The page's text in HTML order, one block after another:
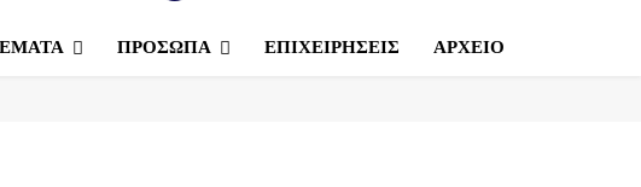
ΠΡΟΣΩΠΑ ΕΠΙΧΕΙΡΗΣΕΙΣ ΑΡΧΕΙΟ